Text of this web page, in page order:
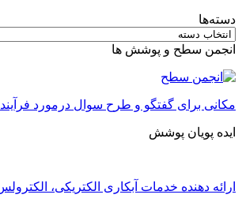
دسته‌ها
دسته‌ها
انجمن سطح و پوشش ها
مکانی برای گفتگو و طرح سوال درمورد
ایده پویان پوشش
ارائه دهنده خدمات آبکاری الکتریکی،